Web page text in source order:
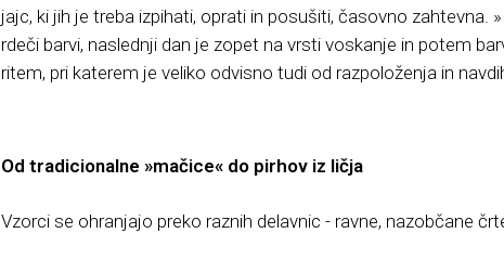
jajc, ki jih je treba izpihati, oprati in posušiti, časovno zahtevna.
rdeči barvi, naslednji dan je zopet na vrsti voskanje in potem
ritem, pri katerem je veliko odvisno tudi od razpoloženja in
Od tradicionalne »mačice« do pirhov iz ličja
Vzorci se ohranjajo preko raznih delavnic - ravne, nazobčane